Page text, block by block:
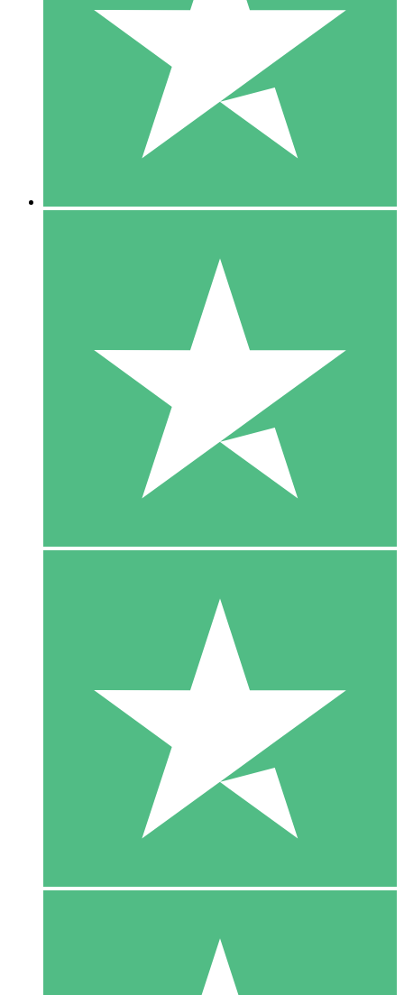
Paga a consumo con crediti di download. Nessun impegno
1 Download
10
US$1500
10 Download
20